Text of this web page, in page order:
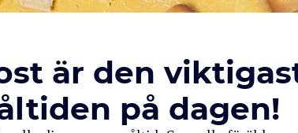
är den
på dagen!